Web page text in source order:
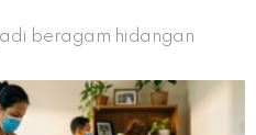
beragam hidangan